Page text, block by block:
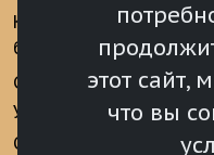
этот сайт,
что вы
Конкурс «Хрустальный
барс»
Сведения о СМИ
учрежденных ВС РХ
Опросы и голосования